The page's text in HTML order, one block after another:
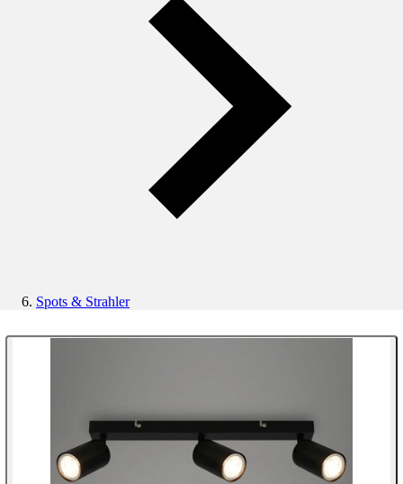
Spots & Strahler